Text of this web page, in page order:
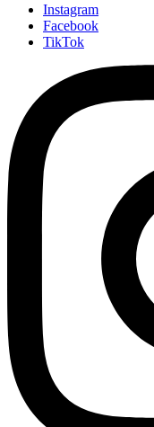
Instagram
Facebook
TikTok